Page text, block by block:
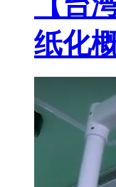
纸化